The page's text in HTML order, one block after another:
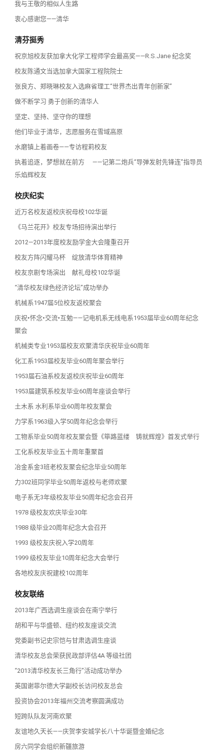
我与王敬的相似人生路
衷心感谢您——清华
清芬挺秀
祝京旭校友获加拿大化学工程师学会最高奖——R.S.Jane 纪念奖
校友陈通文当选加拿大国家工程院院士
张良方、郑晓琳校友入选麻省理工“世界杰出青年创新家”
做不断学习 勇于创新的清华人
坚定、坚持、坚守你的理想
他们毕业于清华，志愿服务在雪域高原
水磨镇上着画卷——专访程莉校友
执着追逐，梦想就在前方 ——记第二炮兵“导弹发射先锋连”指导员
乐焰辉校友
校庆纪实
近万名校友返校庆祝母校102华诞
《马兰花开》校友专场招待演出举行
2012—2013年度校友励学金大会隆重召开
校友方阵闪耀马杯 绽放清华体育精神
校友京剧专场演出 献礼母校102华诞
“清华校友绿色经济论坛”成功举办
机械系1947届5位校友返校聚会
庆祝•怀念•交流•互勉——记电机系无线电系1953届毕业60周年纪念
聚会
机械类专业1953届校友欢聚清华庆祝毕业60周年
化工系1953届校友毕业60周年聚会举行
1953届石油系校友返校庆祝毕业60周年
1953届建筑系校友毕业60周年座谈会举行
土木系 水利系毕业60周年校友聚会
力学系1963级入学50周年纪念会举行
工物系毕业50周年校友聚会暨《筚路蓝缕 铸就辉煌》首发式举行
工化系校友毕业五十周年重聚首
冶金系金3班老校友聚会纪念毕业50周年
力302班同学毕业50周年返校与老师欢聚
电子系无3年级校友毕业50周年纪念会召开
1978 级校友欢庆毕业30年
1988 级毕业20周年纪念大会召开
1993 级校友庆祝入学20周年
1999 级校友毕业10周年纪念大会举行
各地校友庆祝建校102周年
校友联络
2013年广西选调生座谈会在南宁举行
胡和平与华盛顿、纽约校友座谈交流
党委副书记史宗恺与甘肃选调生座谈
清华校友总会荣获民政部评估4A 等级社团
“2013清华校友长三角行”活动成功举办
英国谢菲尔德大学副校长访问校友总会
投资协会2013年福州交流考察圆满成功
短跨队队友河南欢聚
友谊地久天长——庆贺李安城学长八十华诞暨金婚纪念
房六同学会组织新疆旅游